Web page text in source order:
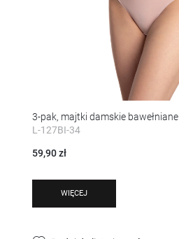
3-pak, majtki damskie bawełniane
L-127BI-34
59,90 zł
WIĘCEJ